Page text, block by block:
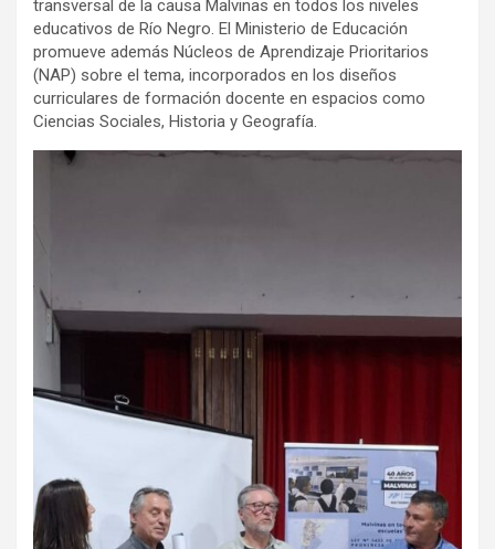
transversal de la causa Malvinas en todos los niveles
educativos de Río Negro. El Ministerio de Educación
promueve además Núcleos de Aprendizaje Prioritarios
(NAP) sobre el tema, incorporados en los diseños
curriculares de formación docente en espacios como
Ciencias Sociales, Historia y Geografía.